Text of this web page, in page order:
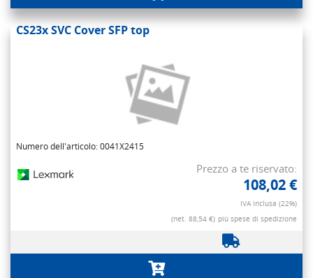
CS23x SVC Cover SFP top
Numero dell'articolo: 0041X2415
Prezzo a te riservato:
108,02 €
IVA inclusa (22%)
(net. 88,54 €) più spese di spedizione